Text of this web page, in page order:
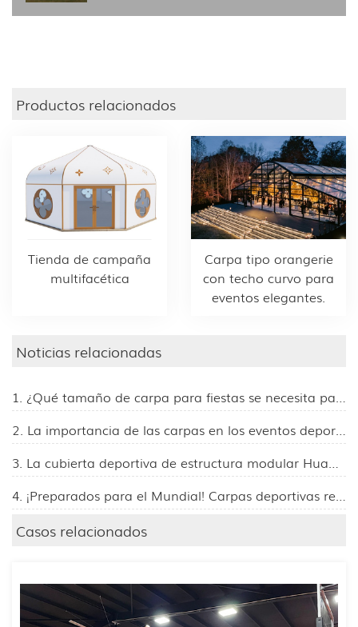
Productos relacionados
Tienda de campaña
multifacética
Carpa tipo orangerie
con techo curvo para
eventos elegantes.
Noticias relacionadas
1. ¿Qué tamaño de carpa para fiestas se necesita para 100 invitados?
2. La importancia de las carpas en los eventos deportivos
3. La cubierta deportiva de estructura modular Huanyu debutará en la 139.ª Feria de Cantón, invitando a visitantes de todo el mundo al stand 11.1L24.
4. ¡Preparados para el Mundial! Carpas deportivas resistentes para estadios y eventos.
Casos relacionados